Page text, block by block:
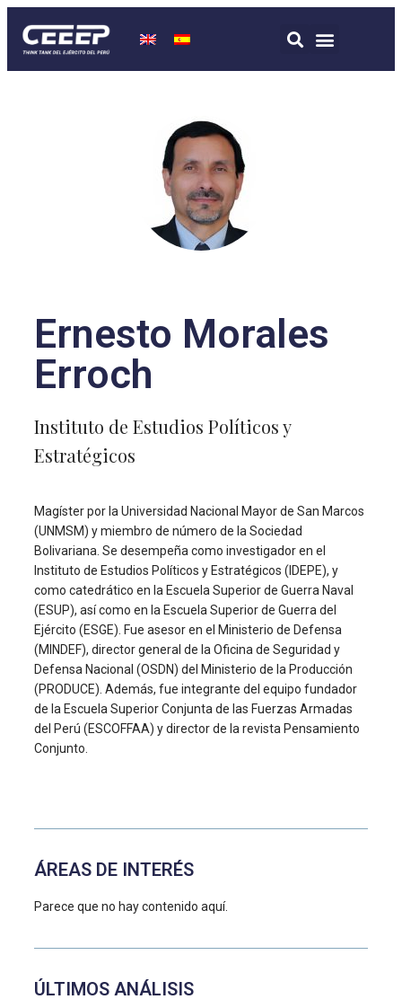
Ernesto Morales
Erroch
Instituto de Estudios Políticos y
Estratégicos
Magíster por la Universidad Nacional Mayor de San Marcos
(UNMSM) y miembro de número de la Sociedad
Bolivariana. Se desempeña como investigador en el
Instituto de Estudios Políticos y Estratégicos (IDEPE), y
como catedrático en la Escuela Superior de Guerra Naval
(ESUP), así como en la Escuela Superior de Guerra del
Ejército (ESGE). Fue asesor en el Ministerio de Defensa
(MINDEF), director general de la Oficina de Seguridad y
Defensa Nacional (OSDN) del Ministerio de la Producción
(PRODUCE). Además, fue integrante del equipo fundador
de la Escuela Superior Conjunta de las Fuerzas Armadas
del Perú (ESCOFFAA) y director de la revista Pensamiento
Conjunto.
ÁREAS DE INTERÉS
Parece que no hay contenido aquí.
ÚLTIMOS ANÁLISIS